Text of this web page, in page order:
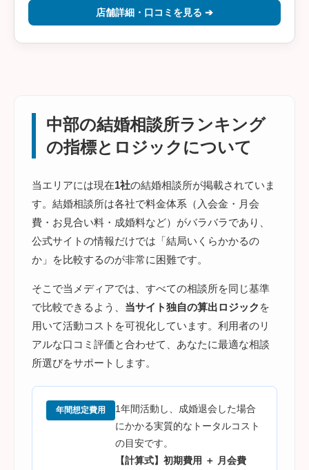
店舗詳細・口コミを見る ➔
中部の結婚相談所ランキング
の指標とロジックについて
当エリアには現在1社の結婚相談所が掲載されていま
す。結婚相談所は各社で料金体系（入会金・月会
費・お見合い料・成婚料など）がバラバラであり、
公式サイトの情報だけでは「結局いくらかかるの
か」を比較するのが非常に困難です。
そこで当メディアでは、すべての相談所を同じ基準
で比較できるよう、 当サイト独自の算出ロジック を
用いて活動コストを可視化しています。利用者のリ
アルな口コミ評価と合わせて、あなたに最適な相談
所選びをサポートします。
年間想定費用
1年間活動し、成婚退会した場合
にかかる実質的なトータルコスト
の目安です。
【計算式】初期費用 ＋ 月会費